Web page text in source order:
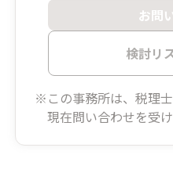
お問
検討リ
※この事務所は、税理
現在問い合わせを受け